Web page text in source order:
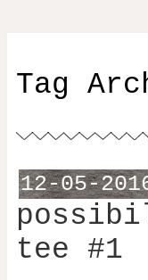
Tag
12-05-
tee #1